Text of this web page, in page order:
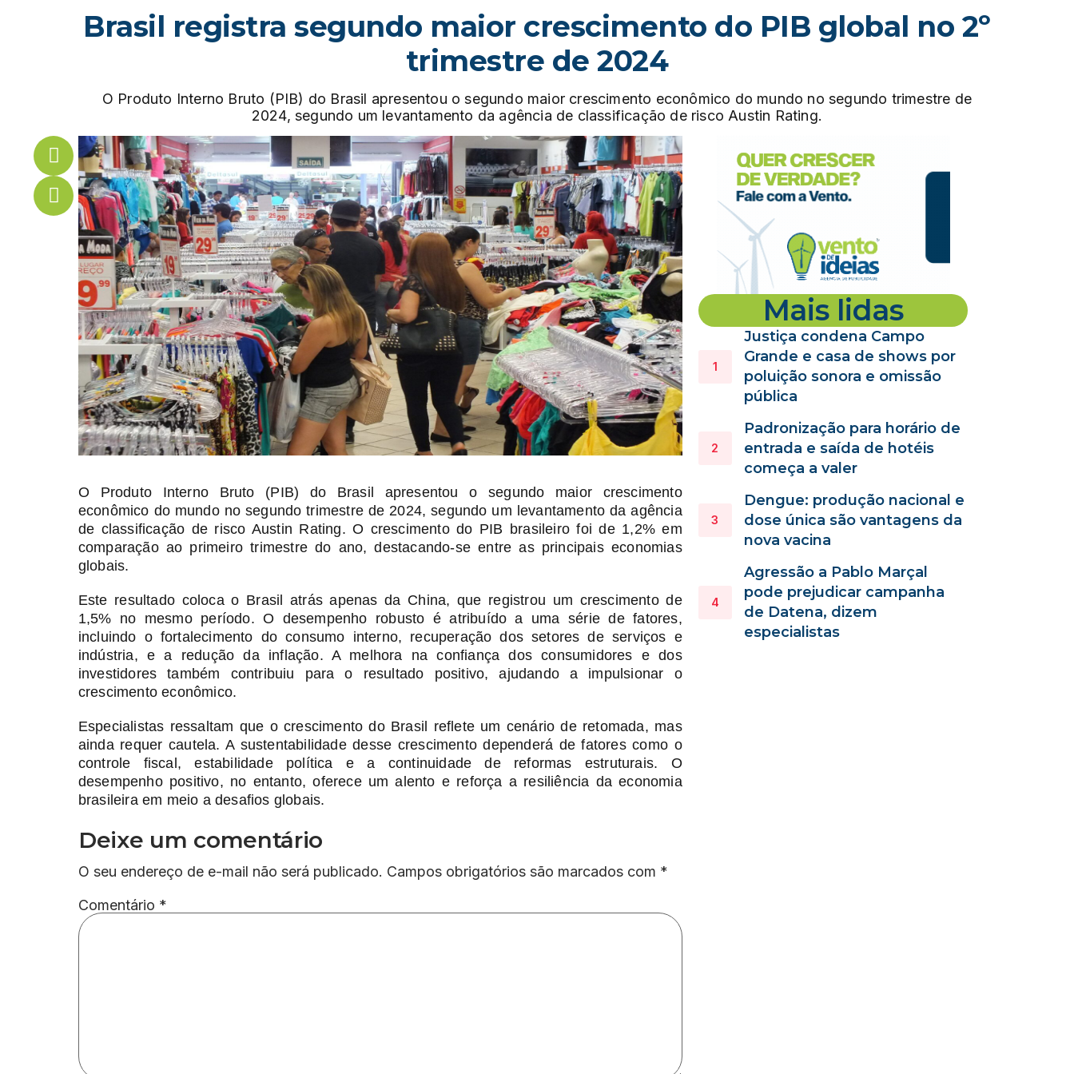
Brasil registra segundo maior crescimento do PIB global no 2º
trimestre de 2024
O Produto Interno Bruto (PIB) do Brasil apresentou o segundo maior crescimento econômico do mundo no segundo trimestre de
2024, segundo um levantamento da agência de classificação de risco Austin Rating.
O Produto Interno Bruto (PIB) do Brasil apresentou o segundo maior crescimento
econômico do mundo no segundo trimestre de 2024, segundo um levantamento da agência
de classificação de risco Austin Rating. O crescimento do PIB brasileiro foi de 1,2% em
comparação ao primeiro trimestre do ano, destacando-se entre as principais economias
globais.
Este resultado coloca o Brasil atrás apenas da China, que registrou um crescimento de
1,5% no mesmo período. O desempenho robusto é atribuído a uma série de fatores,
incluindo o fortalecimento do consumo interno, recuperação dos setores de serviços e
indústria, e a redução da inflação. A melhora na confiança dos consumidores e dos
investidores também contribuiu para o resultado positivo, ajudando a impulsionar o
crescimento econômico.
Especialistas ressaltam que o crescimento do Brasil reflete um cenário de retomada, mas
ainda requer cautela. A sustentabilidade desse crescimento dependerá de fatores como o
controle fiscal, estabilidade política e a continuidade de reformas estruturais. O
desempenho positivo, no entanto, oferece um alento e reforça a resiliência da economia
brasileira em meio a desafios globais.
Deixe um comentário
O seu endereço de e-mail não será publicado. Campos obrigatórios são marcados com *
Comentário *
Mais lidas
Justiça condena Campo
Grande e casa de shows por
poluição sonora e omissão
pública
Padronização para horário de
entrada e saída de hotéis
começa a valer
Dengue: produção nacional e
dose única são vantagens da
nova vacina
Agressão a Pablo Marçal
pode prejudicar campanha
de Datena, dizem
especialistas